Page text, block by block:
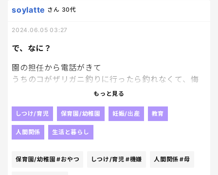
いんだよね😇
それなのに、準備できないと私が文句言われる(息子
達に)
母ってなんってそんな役目なのでしょう、、、
私も子供の時そんな感じだったのかな🥹
で、なに？
soylatte さん 30代
2024.06.05 03:27
園の担任から電話がきて
うちのコがザリガニ釣りに行ったら釣れなくて、悔
しがってまだ帰らないって言いはって
おやつ食べる頃にご機嫌直してくれたんですけど、
集団行動のなかで
どうしてもやり切るんだって感じで一緒に動けないこ
等々ずらずらーっと話されたけど、
もっと見る
しつけ/育児 保育園/幼稚園 妊娠/出産 教育
人間関係 生活と暮らし
保育園/幼稚園 #おやつ しつけ/育児 #機嫌 人間関係 #母